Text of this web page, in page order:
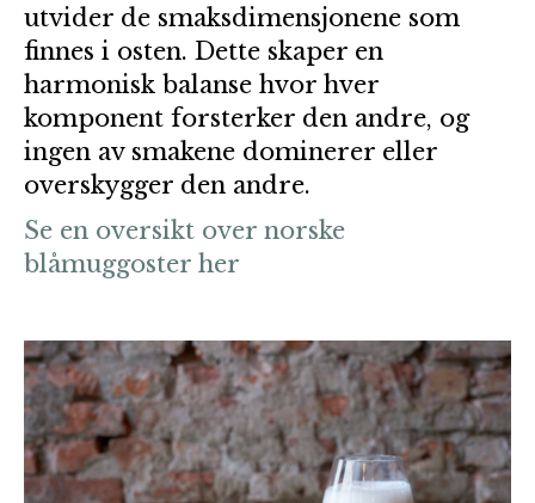
utvider de smaksdimensjonene som
finnes i osten. Dette skaper en
harmonisk balanse hvor hver
komponent forsterker den andre, og
ingen av smakene dominerer eller
overskygger den andre.
Se en oversikt over norske
blåmuggoster her